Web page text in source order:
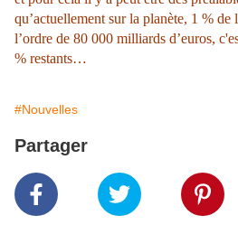
qu’actuellement sur la planète, 1 % de
l’ordre de 80 000 milliards d’euros,
% restants…
#Nouvelles
Partager